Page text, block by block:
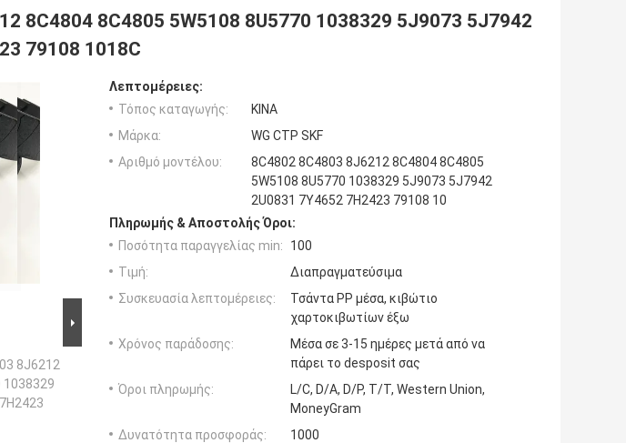
8C4804 8C4805 5W5108 8U5770 1038329 5J9073 5J7942
79108 1018C
8J6212
1038329
Λεπτομέρειες:
Τόπος καταγωγής:
ΚΙΝΑ
Μάρκα:
WG CTP SKF
Αριθμό μοντέλου:
8C4802 8C4803 8J6212 8C4804 8C4805
5W5108 8U5770 1038329 5J9073 5J7942
2U0831 7Y4652 7H2423 79108 10
Πληρωμής & Αποστολής Όροι:
Ποσότητα παραγγελίας min:
100
Τιμή:
Διαπραγματεύσιμα
Συσκευασία λεπτομέρειες:
Τσάντα PP μέσα, κιβώτιο
χαρτοκιβωτίων έξω
Χρόνος παράδοσης:
Μέσα σε 3-15 ημέρες μετά από να
πάρει το desposit σας
Όροι πληρωμής:
L/C, D/A, D/P, T/T, Western Union,
MoneyGram
Δυνατότητα προσφοράς:
1000